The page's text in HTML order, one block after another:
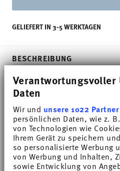
Verantwortungsvoller
Daten
Wir und unsere 1022 Partner
persönlichen Daten, wie z.
von Technologien wie
Ihrem Gerät zu speichern
so personalisierte Werbung
von Werbung und Inhalten,
sowie Entwicklung von
GELIEFERT IN 3-5 WERKTAGEN
BESCHREIBUNG
Thomas Trend Colour Arctic
Rechteckig - Ø 35,5 cm - h
Trend Weiß gilt weltweit
Service für den alltäglichen